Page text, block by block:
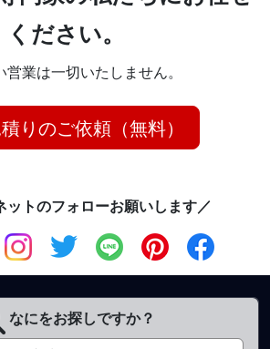
ください。
営業は一切いたしません。
りのご依頼（無料）
ットのフォローお願いします／
なにをお探しですか？